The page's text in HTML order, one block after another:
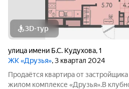
3D-тур
улица имени Б.С. Кудухова,1
ЖК «Друзья», 3 квартал 2024
Продаётся квартира от
жилом комплексе «Друзья».В